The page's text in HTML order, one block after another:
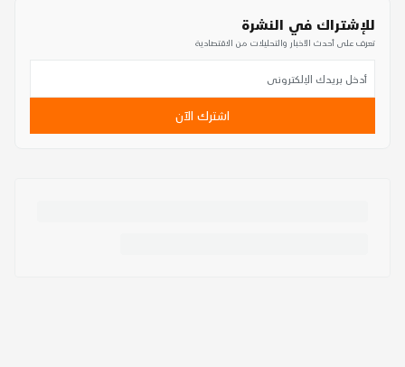
للإشتراك في النشرة
تعرف على أحدث الأخبار والتحليلات من الاقتصادية
اشترك الآن